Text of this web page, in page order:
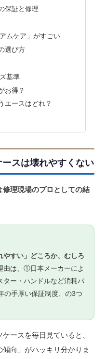
保証と修理
ムケア」がすごい
選び方
基準
お得？
エースはどれ？
スは壊れやすくない
修理現場のプロとしての結
やすい」どころか、むしろ
由は、①日本メーカーによ
ー・ハンドルなど消耗パ
手厚い保証制度、の3つ
ースを毎日見ていると、
向」がハッキリ分かりま